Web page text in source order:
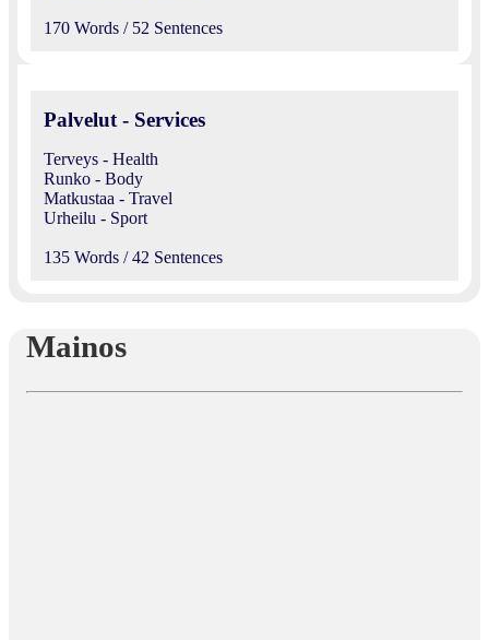
170 Words / 52 Sentences
Palvelut - Services
Terveys - Health
Runko - Body
Matkustaa - Travel
Urheilu - Sport
135 Words / 42 Sentences
Mainos